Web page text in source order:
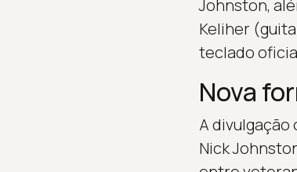
Johnston,
Keliher
teclado
Nova
A
Nick